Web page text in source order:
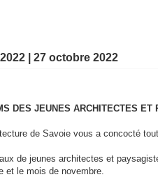
| 27 octobre 2022
DES JEUNES ARCHITECTES ET
de Savoie vous a concocté
de jeunes architectes et
et le mois de novembre.